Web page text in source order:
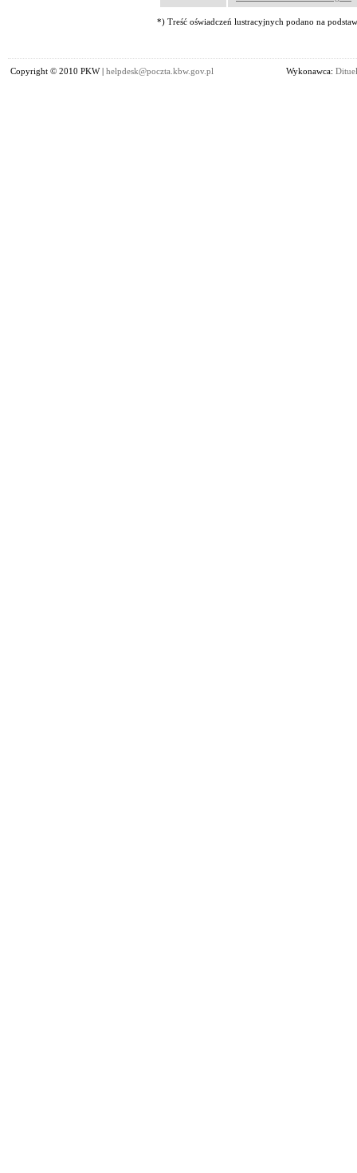
*) Treść oświadczeń lustracyjnych podano na
Copyright © 2010 PKW | helpdesk@poczta.kbw.gov.pl Wykonawca: